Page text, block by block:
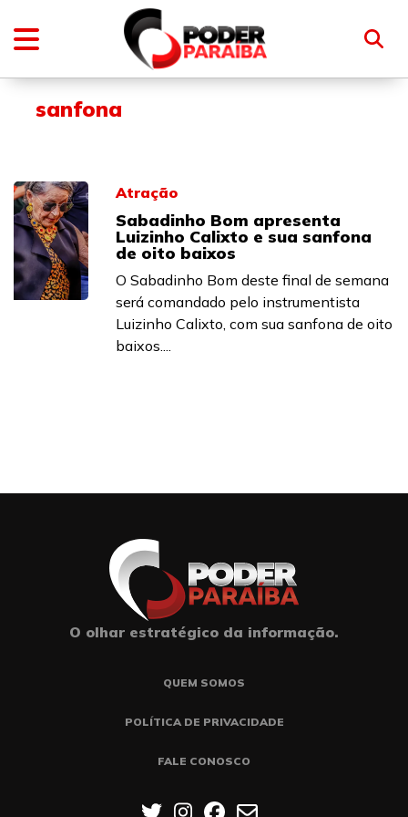
sanfona
Atração
Sabadinho Bom apresenta
Luizinho Calixto e sua sanfona
de oito baixos
O Sabadinho Bom deste final de semana
será comandado pelo instrumentista
Luizinho Calixto, com sua sanfona de oito
baixos....
O olhar estratégico da informação.
QUEM SOMOS
POLÍTICA DE PRIVACIDADE
FALE CONOSCO